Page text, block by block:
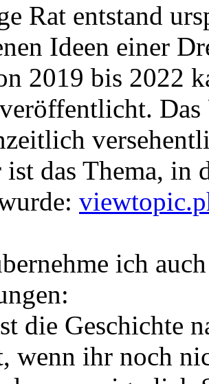
Rat entstand
Ideen einer
2019 bis 2022
ist das Thema, in
ich
die Geschichte
wenn ihr noch